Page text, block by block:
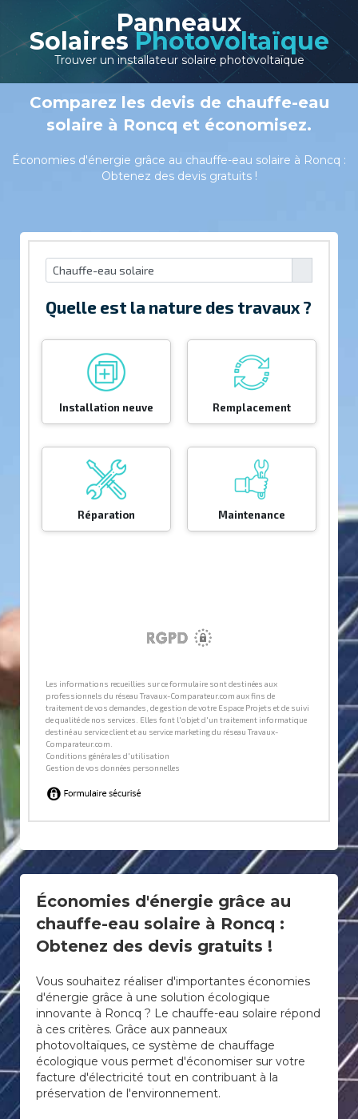
Panneaux
Solaires Photovoltaïque
Trouver un installateur solaire photovoltaïque
Comparez les devis de chauffe-eau
solaire à Roncq et économisez.
Économies d'énergie grâce au chauffe-eau solaire à Roncq :
Obtenez des devis gratuits !
Économies d'énergie grâce au
chauffe-eau solaire à Roncq :
Obtenez des devis gratuits !
Vous souhaitez réaliser d'importantes économies
d'énergie grâce à une solution écologique
innovante à Roncq ? Le chauffe-eau solaire répond
à ces critères. Grâce aux panneaux
photovoltaïques, ce système de chauffage
écologique vous permet d'économiser sur votre
facture d'électricité tout en contribuant à la
préservation de l'environnement.